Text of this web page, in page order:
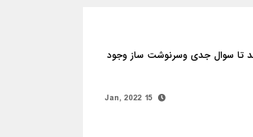
ازدیدگاه قرآن درباره عمل شنیع زنا، چند تا سوال جدی وسرنوشت ساز وجود
15 Jan, 2022